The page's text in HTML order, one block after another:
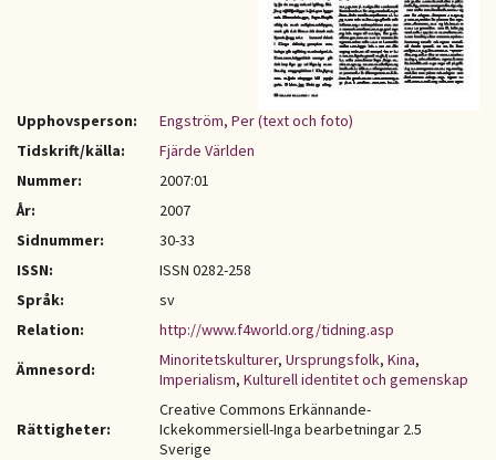
Upphovsperson:
Engström, Per (text och foto)
Tidskrift/källa:
Fjärde Världen
Nummer:
2007:01
År:
2007
Sidnummer:
30-33
ISSN:
ISSN 0282-258
Språk:
sv
Relation:
http://www.f4world.org/tidning.asp
Ämnesord:
Minoritetskulturer, Ursprungsfolk, Kina,
Imperialism, Kulturell identitet och gemenskap
Rättigheter:
Creative Commons Erkännande-
Ickekommersiell-Inga bearbetningar 2.5
Sverige